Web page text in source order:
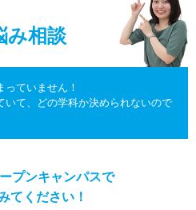
み相談
ていません！
いて、どの学科か決められないので
プンキャンパスで
てください！